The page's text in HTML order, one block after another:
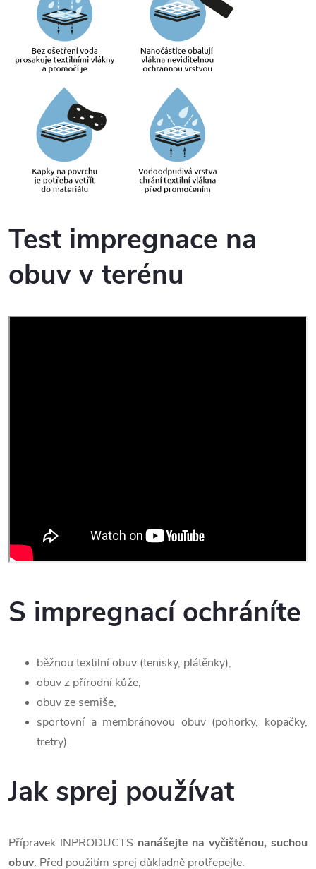
Test impregnace na
obuv v terénu
S impregnací ochráníte
běžnou textilní obuv (tenisky, plátěnky),
obuv z přírodní kůže,
obuv ze semiše,
sportovní a membránovou obuv (pohorky, kopačky,
tretry).
Jak sprej používat
Přípravek INPRODUCTS nanášejte na vyčištěnou, suchou
obuv. Před použitím sprej důkladně protřepejte.